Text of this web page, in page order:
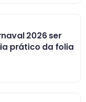
2026 ser
prático da folia